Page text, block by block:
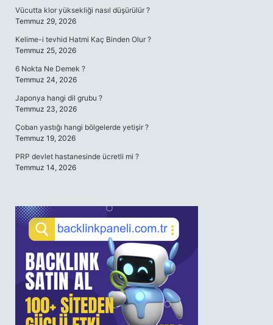
Vücutta klor yüksekliği nasıl düşürülür ?
Temmuz 29, 2026
Kelime-i tevhid Hatmi Kaç Binden Olur ?
Temmuz 25, 2026
6 Nokta Ne Demek ?
Temmuz 24, 2026
Japonya hangi dil grubu ?
Temmuz 23, 2026
Çoban yastığı hangi bölgelerde yetişir ?
Temmuz 19, 2026
PRP devlet hastanesinde ücretli mi ?
Temmuz 14, 2026